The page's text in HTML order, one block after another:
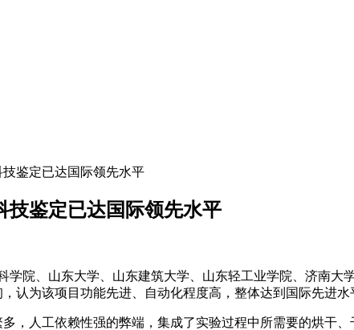
鉴定已达国际领先水平
技鉴定已达国际领先水平
、山东大学、山东建筑大学、山东轻工业学院、济南大
认为该项目功能先进、自动化程度高，整体达到国际先进水
人工依赖性强的弊端，集成了实验过程中所需要的烘干